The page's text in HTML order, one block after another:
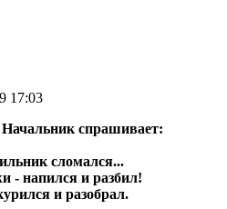
17:03
Начальник спрашивает:
сломался...
- напился и разбил!
и разобрал.